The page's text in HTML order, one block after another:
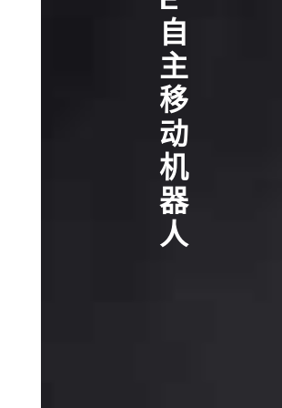
自
主
移
动
机
器
人